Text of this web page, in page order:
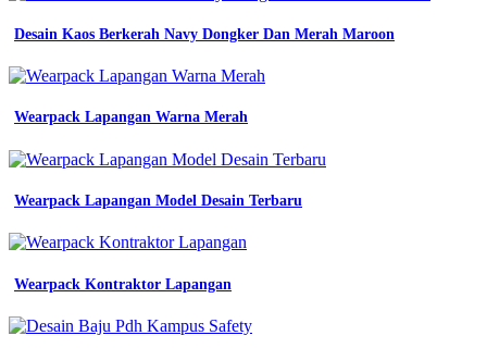
Desain Kaos Berkerah Navy Dongker Dan Merah Maroon
Wearpack Lapangan Warna Merah
Wearpack Lapangan Model Desain Terbaru
Wearpack Kontraktor Lapangan